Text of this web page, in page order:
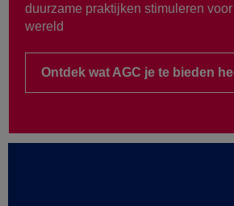
duurzame praktijken stimuleren
wereld
Ontdek wat AGC je te bieden